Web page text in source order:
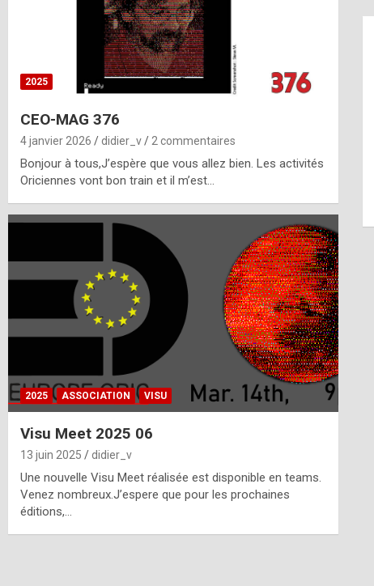
2025
CEO-MAG 376
4 janvier 2026 didier_v 2 commentaires
Bonjour à tous,J’espère que vous allez bien. Les activités
Oriciennes vont bon train et il m’est…
2025 ASSOCIATION VISU
Visu Meet 2025 06
13 juin 2025 didier_v
Une nouvelle Visu Meet réalisée est disponible en teams.
Venez nombreux.J’espere que pour les prochaines
éditions,…